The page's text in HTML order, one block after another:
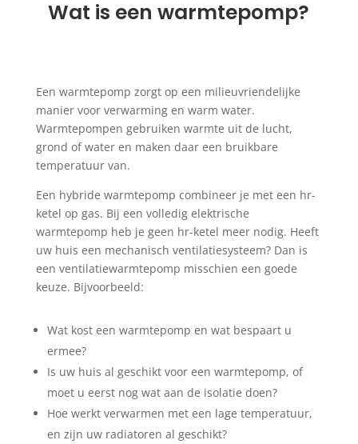
Wat is een warmtepomp?
Een warmtepomp zorgt op een milieuvriendelijke
manier voor verwarming en warm water.
Warmtepompen gebruiken warmte uit de lucht,
grond of water en maken daar een bruikbare
temperatuur van.
Een hybride warmtepomp combineer je met een hr-
ketel op gas. Bij een volledig elektrische
warmtepomp heb je geen hr-ketel meer nodig. Heeft
uw huis een mechanisch ventilatiesysteem? Dan is
een ventilatiewarmtepomp misschien een goede
keuze. Bijvoorbeeld:
Wat kost een warmtepomp en wat bespaart u
ermee?
Is uw huis al geschikt voor een warmtepomp, of
moet u eerst nog wat aan de isolatie doen?
Hoe werkt verwarmen met een lage temperatuur,
en zijn uw radiatoren al geschikt?